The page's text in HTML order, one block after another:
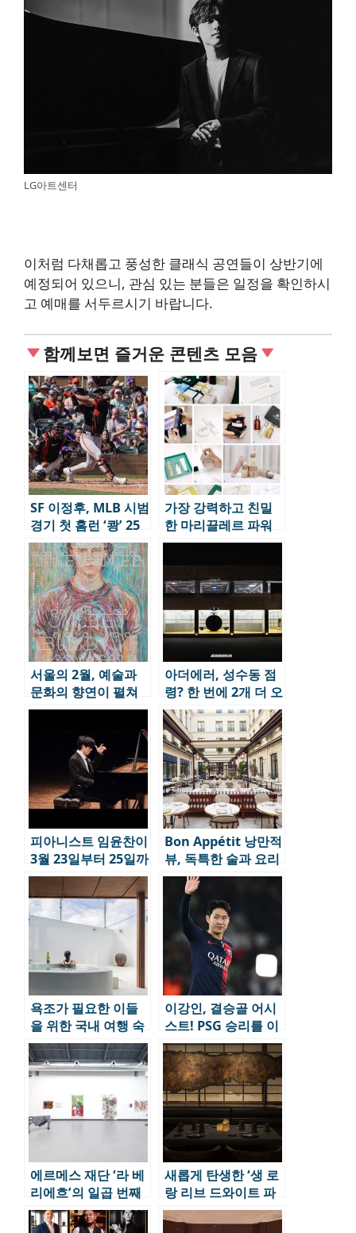
LG아트센터
이처럼 다채롭고 풍성한 클래식 공연들이 상반기에
예정되어 있으니, 관심 있는 분들은 일정을 확인하시
고 예매를 서두르시기 바랍니다.
함께보면 즐거운 콘텐츠 모음
SF 이정후, MLB 시범
경기 첫 홈런 ‘쾅’ 25
년시즌 기되된다.
가장 강력하고 친밀
한 마리끌레르 파워
트립
서울의 2월, 예술과
문화의 향연이 펼쳐
집니다.
아더에러, 성수동 점
령? 한 번에 2개 더 오
픈!
피아니스트 임윤찬이
3월 23일부터 25일까
지 깜짝 게릴라 리사
이틀을 개최한다.
Bon Appétit 낭만적
뷰, 독특한 술과 요리
로 긴 여운을 남기는
미식 스폿 6
욕조가 필요한 이들
을 위한 국내 여행 숙
소 추천 3
이강인, 결승골 어시
스트! PSG 승리를 이
끌다
에르메스 재단 ‘라 베
리에흐’의 일곱 번째
전시: 잔인한 현실 속
새롭게 탄생한 ‘생 로
랑 리브 드와이트 파
리’ – 패션, 예술, 미식
의 조화